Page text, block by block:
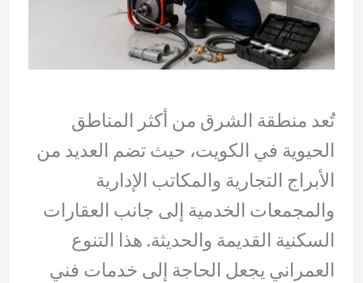
تُعد منطقة الشرق من أكثر المناطق
الحيوية في الكويت، حيث تضم العديد من
الأبراج التجارية والمكاتب الإدارية
والمجمعات الخدمية إلى جانب العقارات
السكنية القديمة والحديثة. هذا التنوع
العمراني يجعل الحاجة إلى خدمات فني